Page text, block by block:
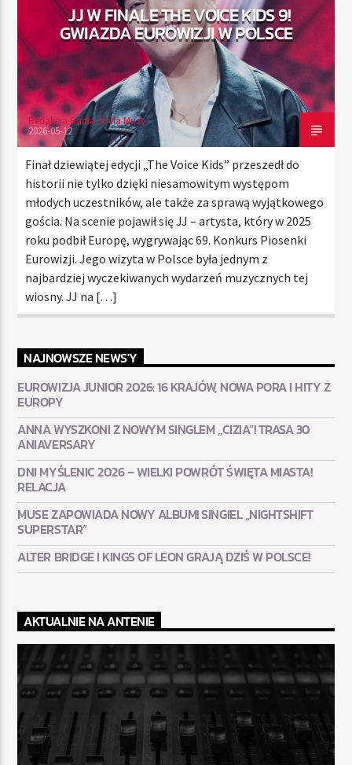
JJ W FINALE THE VOICE KIDS 9!
GWIAZDA EUROWIZJI W POLSCE
Redakcja Radia Strefa Muzy
2026-05-12
Finał dziewiątej edycji „The Voice Kids” przeszedł do
historii nie tylko dzięki niesamowitym występom
młodych uczestników, ale także za sprawą wyjątkowego
gościa. Na scenie pojawił się JJ – artysta, który w 2025
roku podbił Europę, wygrywając 69. Konkurs Piosenki
Eurowizji. Jego wizyta w Polsce była jednym z
najbardziej wyczekiwanych wydarzeń muzycznych tej
wiosny. JJ na […]
NAJNOWSZE NEWS'Y
EUROWIZJA JUNIOR 2026: 16 KRAJÓW, NOWA PORA I HITY Z
EUROPY
ANNA WYSZKONI Z NOWYM SINGLEM „CIZIA”! TRASA 30
ANIAVERSARY
DNI MYŚLENIC 2026 – WIELKI POWRÓT ŚWIĘTA MIASTA!
RELACJA
MUSE ZAPOWIADA NOWY ALBUM! SINGIEL „NIGHTSHIFT
SUPERSTAR”
ALTER BRIDGE I KINGS OF LEON GRAJĄ DZIŚ W POLSCE!
AKTUALNIE NA ANTENIE